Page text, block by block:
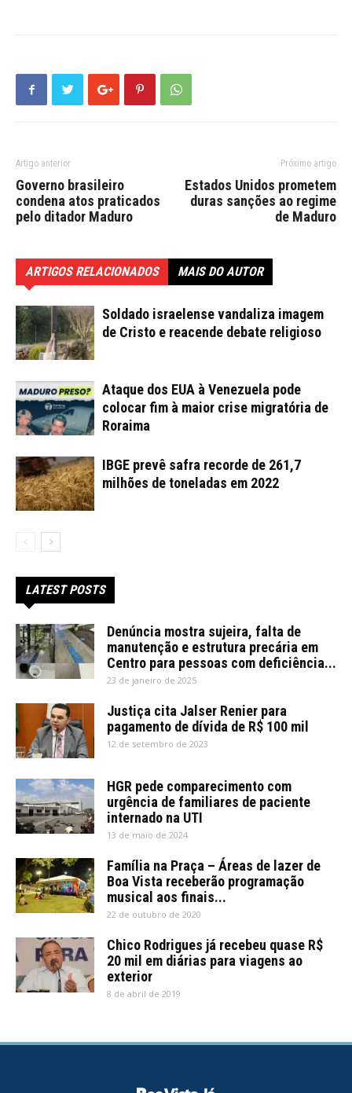
Artigo anterior
Governo brasileiro
condena atos praticados
pelo ditador Maduro
Próximo artigo
Estados Unidos prometem
duras sanções ao regime
de Maduro
ARTIGOS RELACIONADOS MAIS DO AUTOR
Soldado israelense vandaliza imagem
de Cristo e reacende debate religioso
Ataque dos EUA à Venezuela pode
colocar fim à maior crise migratória de
Roraima
IBGE prevê safra recorde de 261,7
milhões de toneladas em 2022
LATEST POSTS
Denúncia mostra sujeira, falta de
manutenção e estrutura precária em
Centro para pessoas com deficiência...
23 de janeiro de 2025
Justiça cita Jalser Renier para
pagamento de dívida de R$ 100 mil
12 de setembro de 2023
HGR pede comparecimento com
urgência de familiares de paciente
internado na UTI
13 de maio de 2024
Família na Praça – Áreas de lazer de
Boa Vista receberão programação
musical aos finais...
22 de outubro de 2020
Chico Rodrigues já recebeu quase R$
20 mil em diárias para viagens ao
exterior
8 de abril de 2019